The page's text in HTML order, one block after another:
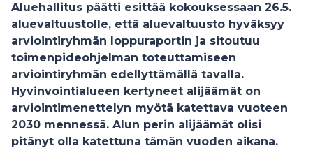
Aluehallitus päätti esittää kokouksessaan 26.5.
aluevaltuustolle, että aluevaltuusto hyväksyy
arviointiryhmän loppuraportin ja sitoutuu
toimenpideohjelman toteuttamiseen
arviointiryhmän edellyttämällä tavalla.
Hyvinvointialueen kertyneet alijäämät on
arviointimenettelyn myötä katettava vuoteen
2030 mennessä. Alun perin alijäämät olisi
pitänyt olla katettuna tämän vuoden aikana.